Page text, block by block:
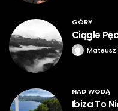
GÓRY
Ciągle
Mateusz
NAD WODĄ
Ibiza To